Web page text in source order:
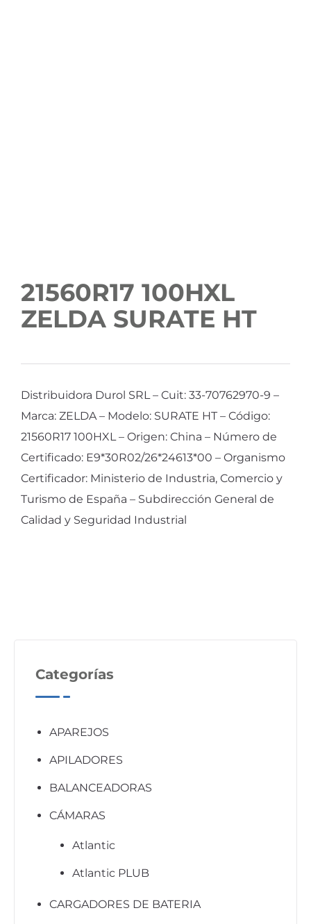
21560R17 100HXL
ZELDA SURATE HT
Distribuidora Durol SRL – Cuit: 33-70762970-9 –
Marca: ZELDA – Modelo: SURATE HT – Código:
21560R17 100HXL – Origen: China – Número de
Certificado: E9*30R02/26*24613*00 – Organismo
Certificador: Ministerio de Industria, Comercio y
Turismo de España – Subdirección General de
Calidad y Seguridad Industrial
Categorías
APAREJOS
APILADORES
BALANCEADORAS
CÁMARAS
Atlantic
Atlantic PLUB
CARGADORES DE BATERIA